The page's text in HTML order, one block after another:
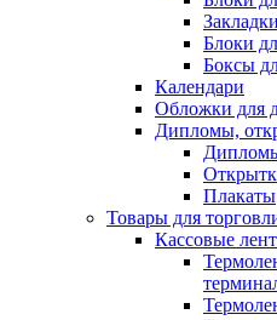
Блоки
Боксы
Календари
Обложки для
Дипломы,
Плакаты
Товары для
Кассовые